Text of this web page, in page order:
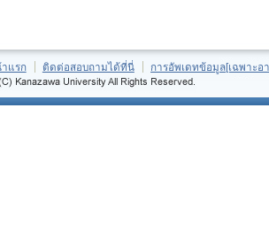
แรก ติดต่อสอบถามได้ที่นี่ การอัพเดทข้อมูล[เฉพาะอ